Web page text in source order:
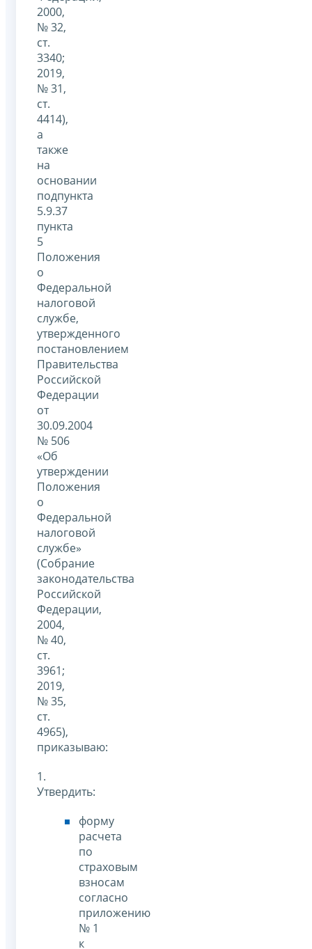
2000,
№ 32,
ст.
3340;
2019,
№ 31,
ст.
4414),
а
также
на
основании
подпункта
5.9.37
пункта
5
Положения
о
Федеральной
налоговой
службе,
утвержденного
постановлением
Правительства
Российской
Федерации
от
30.09.2004
№ 506
«Об
утверждении
Положения
о
Федеральной
налоговой
службе»
(Собрание
законодательства
Российской
Федерации,
2004,
№ 40,
ст.
3961;
2019,
№ 35,
ст.
4965),
приказываю:
1.
Утвердить:
форму
расчета
по
страховым
взносам
согласно
приложению
№ 1
к